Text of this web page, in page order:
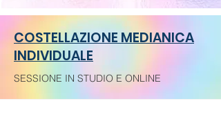
COSTELLAZIONE MEDIANICA
INDIVIDUALE
SESSIONE IN STUDIO E ONLINE